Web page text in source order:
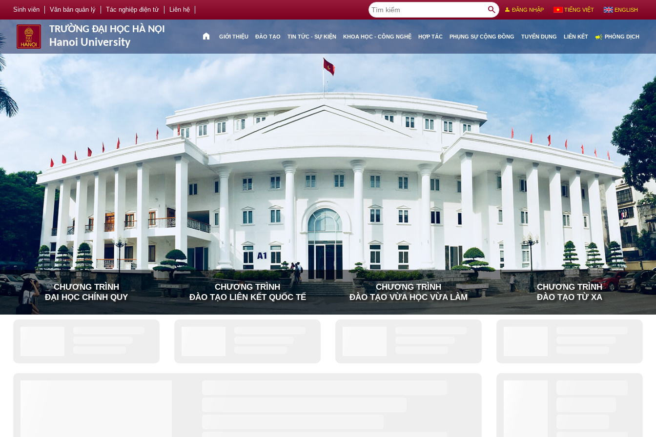
Sinh viên Văn bản quản lý Tác nghiệp điện tử Liên hệ search person ĐĂNG NHẬP TIẾNG VIỆT ENGLISH
TRƯỜNG ĐẠI HỌC HÀ NỘI
Hanoi University
home GIỚI THIỆU ĐÀO TẠO TIN TỨC - SỰ KIỆN KHOA HỌC - CÔNG NGHỆ HỢP TÁC PHỤNG SỰ CỘNG ĐỒNG TUYỂN DỤNG LIÊN KẾT campaign PHÒNG DỊCH
CHƯƠNG TRÌNH
ĐẠI HỌC CHÍNH QUY
CHƯƠNG TRÌNH
ĐÀO TẠO LIÊN KẾT QUỐC TẾ
CHƯƠNG TRÌNH
ĐÀO TẠO VỪA HỌC VỪA LÀM
CHƯƠNG TRÌNH
ĐÀO TẠO TỪ XA